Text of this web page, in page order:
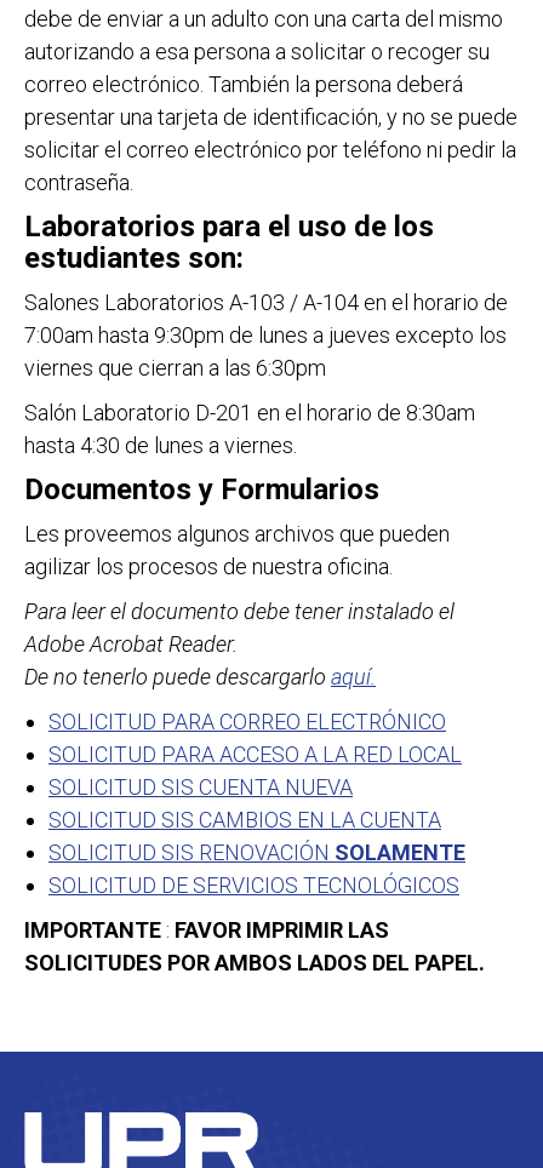
debe de enviar a un adulto con una carta del mismo
autorizando a esa persona a solicitar o recoger su
correo electrónico. También la persona deberá
presentar una tarjeta de identificación, y no se puede
solicitar el correo electrónico por teléfono ni pedir la
contraseña.
Laboratorios para el uso de los
estudiantes son:
Salones Laboratorios A-103 / A-104 en el horario de
7:00am hasta 9:30pm de lunes a jueves excepto los
viernes que cierran a las 6:30pm
Salón Laboratorio D-201 en el horario de 8:30am
hasta 4:30 de lunes a viernes.
Documentos y Formularios
Les proveemos algunos archivos que pueden
agilizar los procesos de nuestra oficina.
Para leer el documento debe tener instalado el
Adobe Acrobat Reader.
De no tenerlo puede descargarlo aquí.
SOLICITUD PARA CORREO ELECTRÓNICO
SOLICITUD PARA ACCESO A LA RED LOCAL
SOLICITUD SIS CUENTA NUEVA
SOLICITUD SIS CAMBIOS EN LA CUENTA
SOLICITUD SIS RENOVACIÓN SOLAMENTE
SOLICITUD DE SERVICIOS TECNOLÓGICOS
IMPORTANTE : FAVOR IMPRIMIR LAS
SOLICITUDES POR AMBOS LADOS DEL PAPEL.